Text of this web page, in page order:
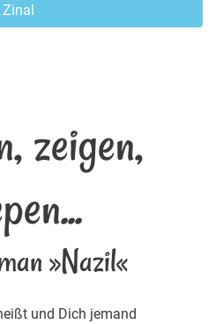
Zinal
zeigen,
»Nazil«
und Dich jemand